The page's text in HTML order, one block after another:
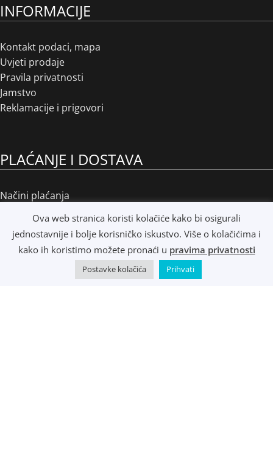
INFORMACIJE
Kontakt podaci, mapa
Uvjeti prodaje
Pravila privatnosti
Jamstvo
Reklamacije i prigovori
PLAĆANJE I DOSTAVA
Načini plaćanja
Načini dostave
Osobno preuzimanje
R1 i e-Računi
Music Metropolis d.o.o.- 2022 - Sva prava zadržana.
Ova web stranica koristi kolačiće kako bi osigurali
jednostavnije i bolje korisničko iskustvo. Više o kolačićima i
kako ih koristimo možete pronaći u pravima privatnosti
Postavke kolačića Prihvati